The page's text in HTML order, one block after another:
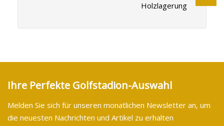
Holzlagerung
Ihre Perfekte Golfstadion-Auswahl
Melden Sie sich für unseren monatlichen Newsletter an, um
die neuesten Nachrichten und Artikel zu erhalten